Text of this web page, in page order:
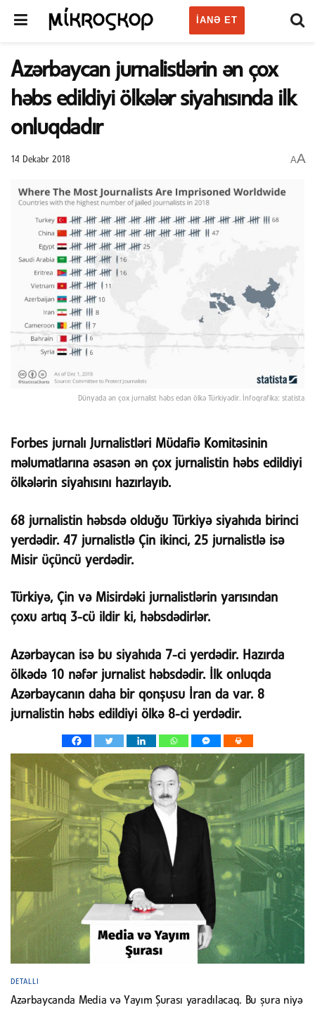
IANƏ ET
Azərbaycan jurnalistlərin ən çox
həbs edildiyi ölkələr siyahısında ilk
onluqdadır
14 Dekabr 2018 AA
Dünyada ən çox jurnalist həbs edən ölkə Türkiyədir. İnfoqrafika: statista
Forbes jurnalı Jurnalistləri Müdafiə Komitəsinin
məlumatlarına əsasən ən çox jurnalistin həbs edildiyi
ölkələrin siyahısını hazırlayıb.
68 jurnalistin həbsdə olduğu Türkiyə siyahıda birinci
yerdədir. 47 jurnalistlə Çin ikinci, 25 jurnalistlə isə
Misir üçüncü yerdədir.
Türkiyə, Çin və Misirdəki jurnalistlərin yarısından
çoxu artıq 3-cü ildir ki, həbsdədirlər.
Azərbaycan isə bu siyahıda 7-ci yerdədir. Hazırda
ölkədə 10 nəfər jurnalist həbsdədir. İlk onluqda
Azərbaycanın daha bir qonşusu İran da var. 8
jurnalistin həbs edildiyi ölkə 8-ci yerdədir.
DETALLI
Azərbaycanda Media və Yayım Şurası yaradılacaq. Bu şura niyə